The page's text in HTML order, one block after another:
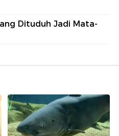
Dituduh Jadi Mata-